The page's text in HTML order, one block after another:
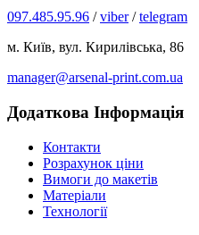
097.485.95.96 /viber/telegram
м. Київ, вул. Кирилівська, 86
manager@arsenal-print.com.ua
Додаткова Інформація
Контакти
Розрахунок ціни
Вимоги до макетів
Матеріали
Технології